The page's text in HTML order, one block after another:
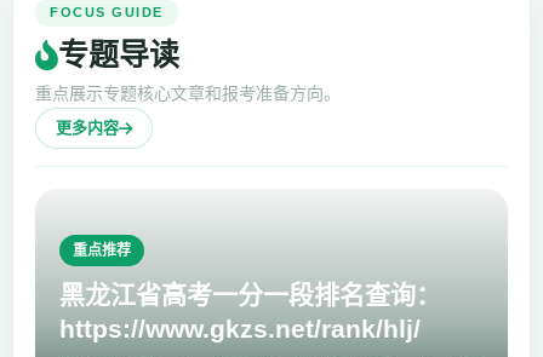
FOCUS GUIDE
专题导读
重点展示专题核心文章和报考准备方向。
更多内容
重点推荐
黑龙江省高考一分一段排名查询：
https://www.gkzs.net/rank/hlj/